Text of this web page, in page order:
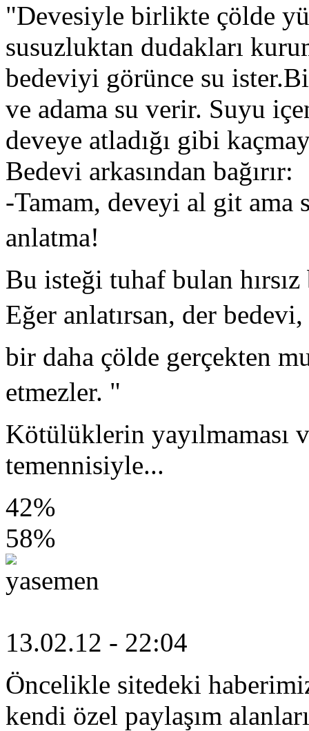
"Devesiyle birlikte çölde
susuzluktan dudakları
bedeviyi görünce su
ve adama su verir. Suyu
deveye atladığı gibi
Bedevi arkasından bağırır:
-Tamam, deveyi al git ama
anlatma!
Bu isteği tuhaf bulan
Eğer anlatırsan, der
bir daha çölde gerçekten
etmezler. "
Kötülüklerin yayılmaması
temennisiyle...
42%
58%
yasemen
13.02.12 - 22:04
Öncelikle sitedeki
kendi özel paylaşım